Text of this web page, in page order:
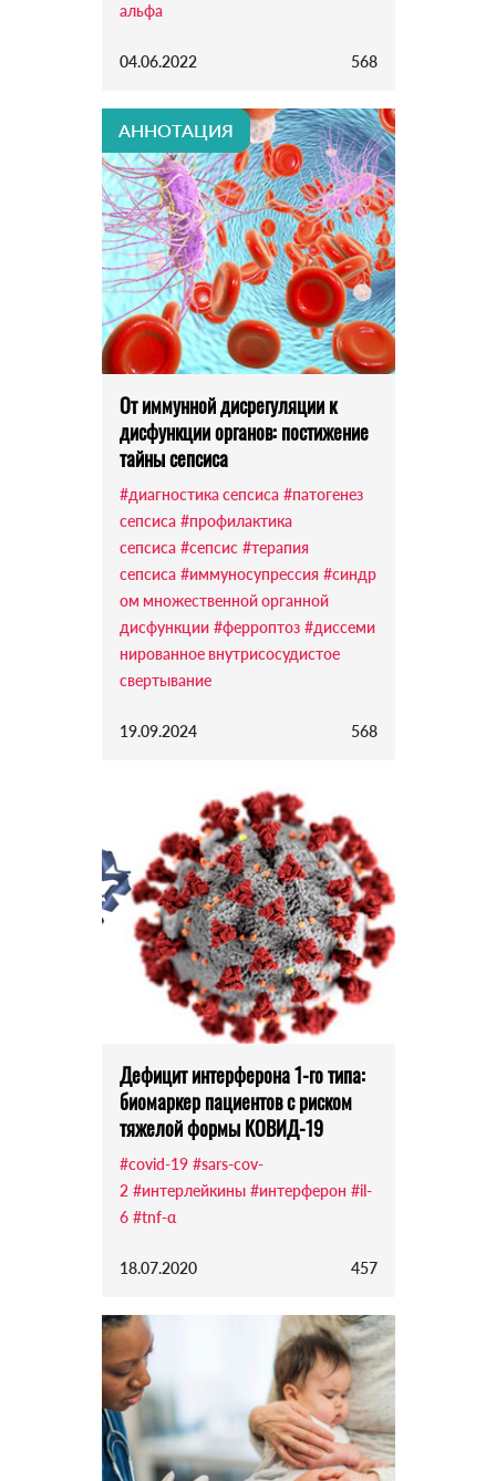
альфа
04.06.2022 568
АННОТАЦИЯ
От иммунной дисрегуляции к
дисфункции органов: постижение
тайны сепсиса
#диагностика сепсиса #патогенез
сепсиса #профилактика
сепсиса #сепсис #терапия
сепсиса #иммуносупрессия #синдр
ом множественной органной
дисфункции #ферроптоз #диссеми
нированное внутрисосудистое
свертывание
19.09.2024 568
Дефицит интерферона 1-го типа:
биомаркер пациентов с риском
тяжелой формы КОВИД-19
#covid-19 #sars-cov-
2 #интерлейкины #интерферон #il-
6 #tnf-α
18.07.2020 457